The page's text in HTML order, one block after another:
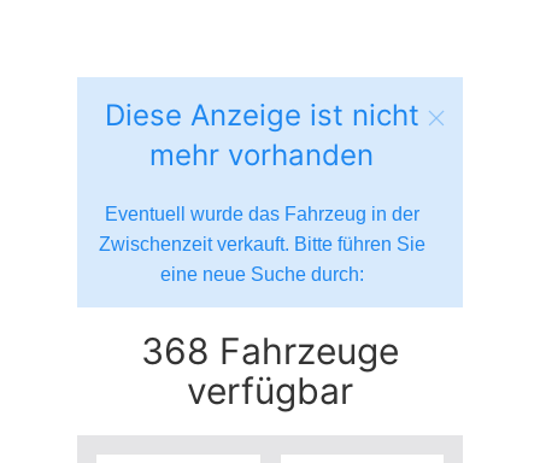
Diese Anzeige ist nicht
mehr vorhanden
Eventuell wurde das Fahrzeug in der
Zwischenzeit verkauft. Bitte führen Sie
eine neue Suche durch:
368 Fahrzeuge
verfügbar